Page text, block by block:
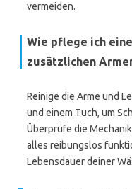
vermeiden.
Wie pflege ich
zusätzlichen
Reinige die Arme und
und einem Tuch, um
Überprüfe die
alles reibungslos
Lebensdauer deiner